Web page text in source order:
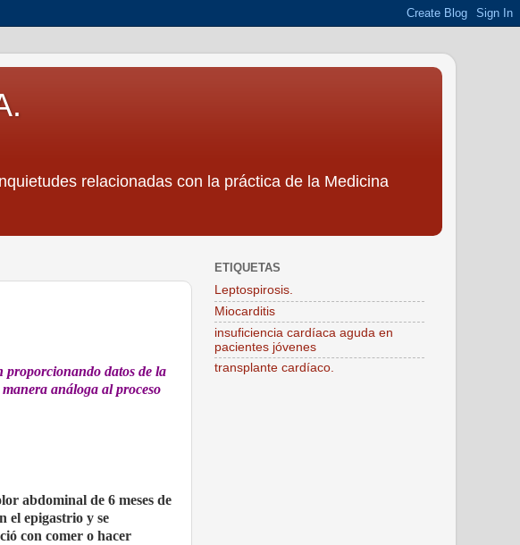
relacionadas con la práctica de la Medicina
proporcionando datos de la
análoga al proceso
abdominal de 6 meses de
el epigastrio y se
con comer o hacer
ETIQUETAS
Leptospirosis.
Miocarditis
insuficiencia cardíaca aguda en
pacientes jóvenes
transplante cardíaco.